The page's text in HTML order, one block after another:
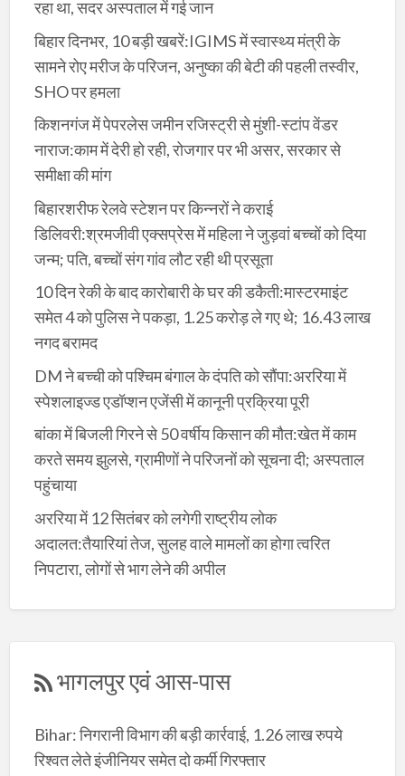
रहा था, सदर अस्पताल में गई जान
बिहार दिनभर, 10 बड़ी खबरें:IGIMS में स्वास्थ्य मंत्री के
सामने रोए मरीज के परिजन, अनुष्का की बेटी की पहली तस्वीर,
SHO पर हमला
किशनगंज में पेपरलेस जमीन रजिस्ट्री से मुंशी-स्टांप वेंडर
नाराज:काम में देरी हो रही, रोजगार पर भी असर, सरकार से
समीक्षा की मांग
बिहारशरीफ रेलवे स्टेशन पर किन्नरों ने कराई
डिलिवरी:श्रमजीवी एक्सप्रेस में महिला ने जुड़वां बच्चों को दिया
जन्म; पति, बच्चों संग गांव लौट रही थी प्रसूता
10 दिन रेकी के बाद कारोबारी के घर की डकैती:मास्टरमाइंट
समेत 4 को पुलिस ने पकड़ा, 1.25 करोड़ ले गए थे; 16.43 लाख
नगद बरामद
DM ने बच्ची को पश्चिम बंगाल के दंपति को सौंपा:अररिया में
स्पेशलाइज्ड एडॉप्शन एजेंसी में कानूनी प्रक्रिया पूरी
बांका में बिजली गिरने से 50 वर्षीय किसान की मौत:खेत में काम
करते समय झुलसे, ग्रामीणों ने परिजनों को सूचना दी; अस्पताल
पहुंचाया
अररिया में 12 सितंबर को लगेगी राष्ट्रीय लोक
अदालत:तैयारियां तेज, सुलह वाले मामलों का होगा त्वरित
निपटारा, लोगों से भाग लेने की अपील
भागलपुर एवं आस-पास
Bihar: निगरानी विभाग की बड़ी कार्रवाई, 1.26 लाख रुपये
रिश्वत लेते इंजीनियर समेत दो कर्मी गिरफ्तार